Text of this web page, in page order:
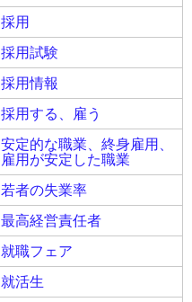
採用
採用試験
採用情報
採用する、雇う
安定的な職業、終身雇用、
雇用が安定した職業
若者の失業率
最高経営責任者
就職フェア
就活生